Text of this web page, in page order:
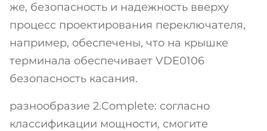
же, безопасность и надежность вверху
процесс проектирования переключателя,
например, обеспечены, что на крышке
терминала обеспечивает VDE0106
безопасность касания.
разнообразие 2.Complete: согласно
классификации мощности, смогите